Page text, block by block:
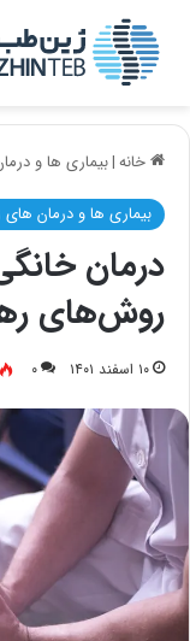
خانه|بیماری ها و
بیماری ها و درمان های
درمان
روش‌های
۱۰ اسفند ۱۴۰۱ ۰